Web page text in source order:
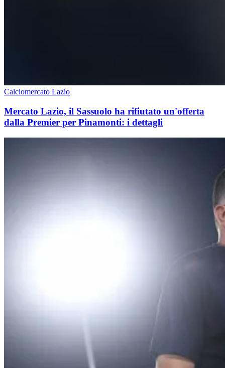
Calciomercato Lazio
Mercato Lazio, il Sassuolo ha rifiutato un'offerta
dalla Premier per Pinamonti: i dettagli